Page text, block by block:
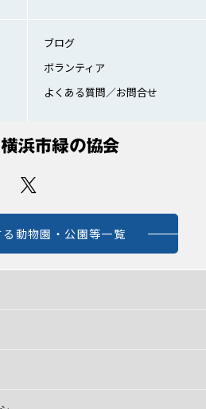
ブログ
ボランティア
よくある質問／お問合せ
動物園・公園等一覧